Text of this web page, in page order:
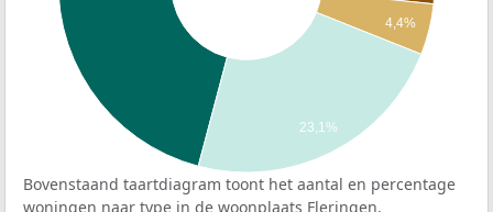
4,4%
23,1%
Bovenstaand taartdiagram toont het aantal en percentage
woningen naar type in de woonplaats Fleringen.